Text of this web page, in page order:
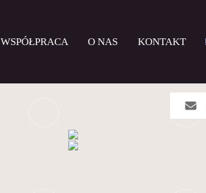
WSPÓŁPRACA O NAS KONTAKT